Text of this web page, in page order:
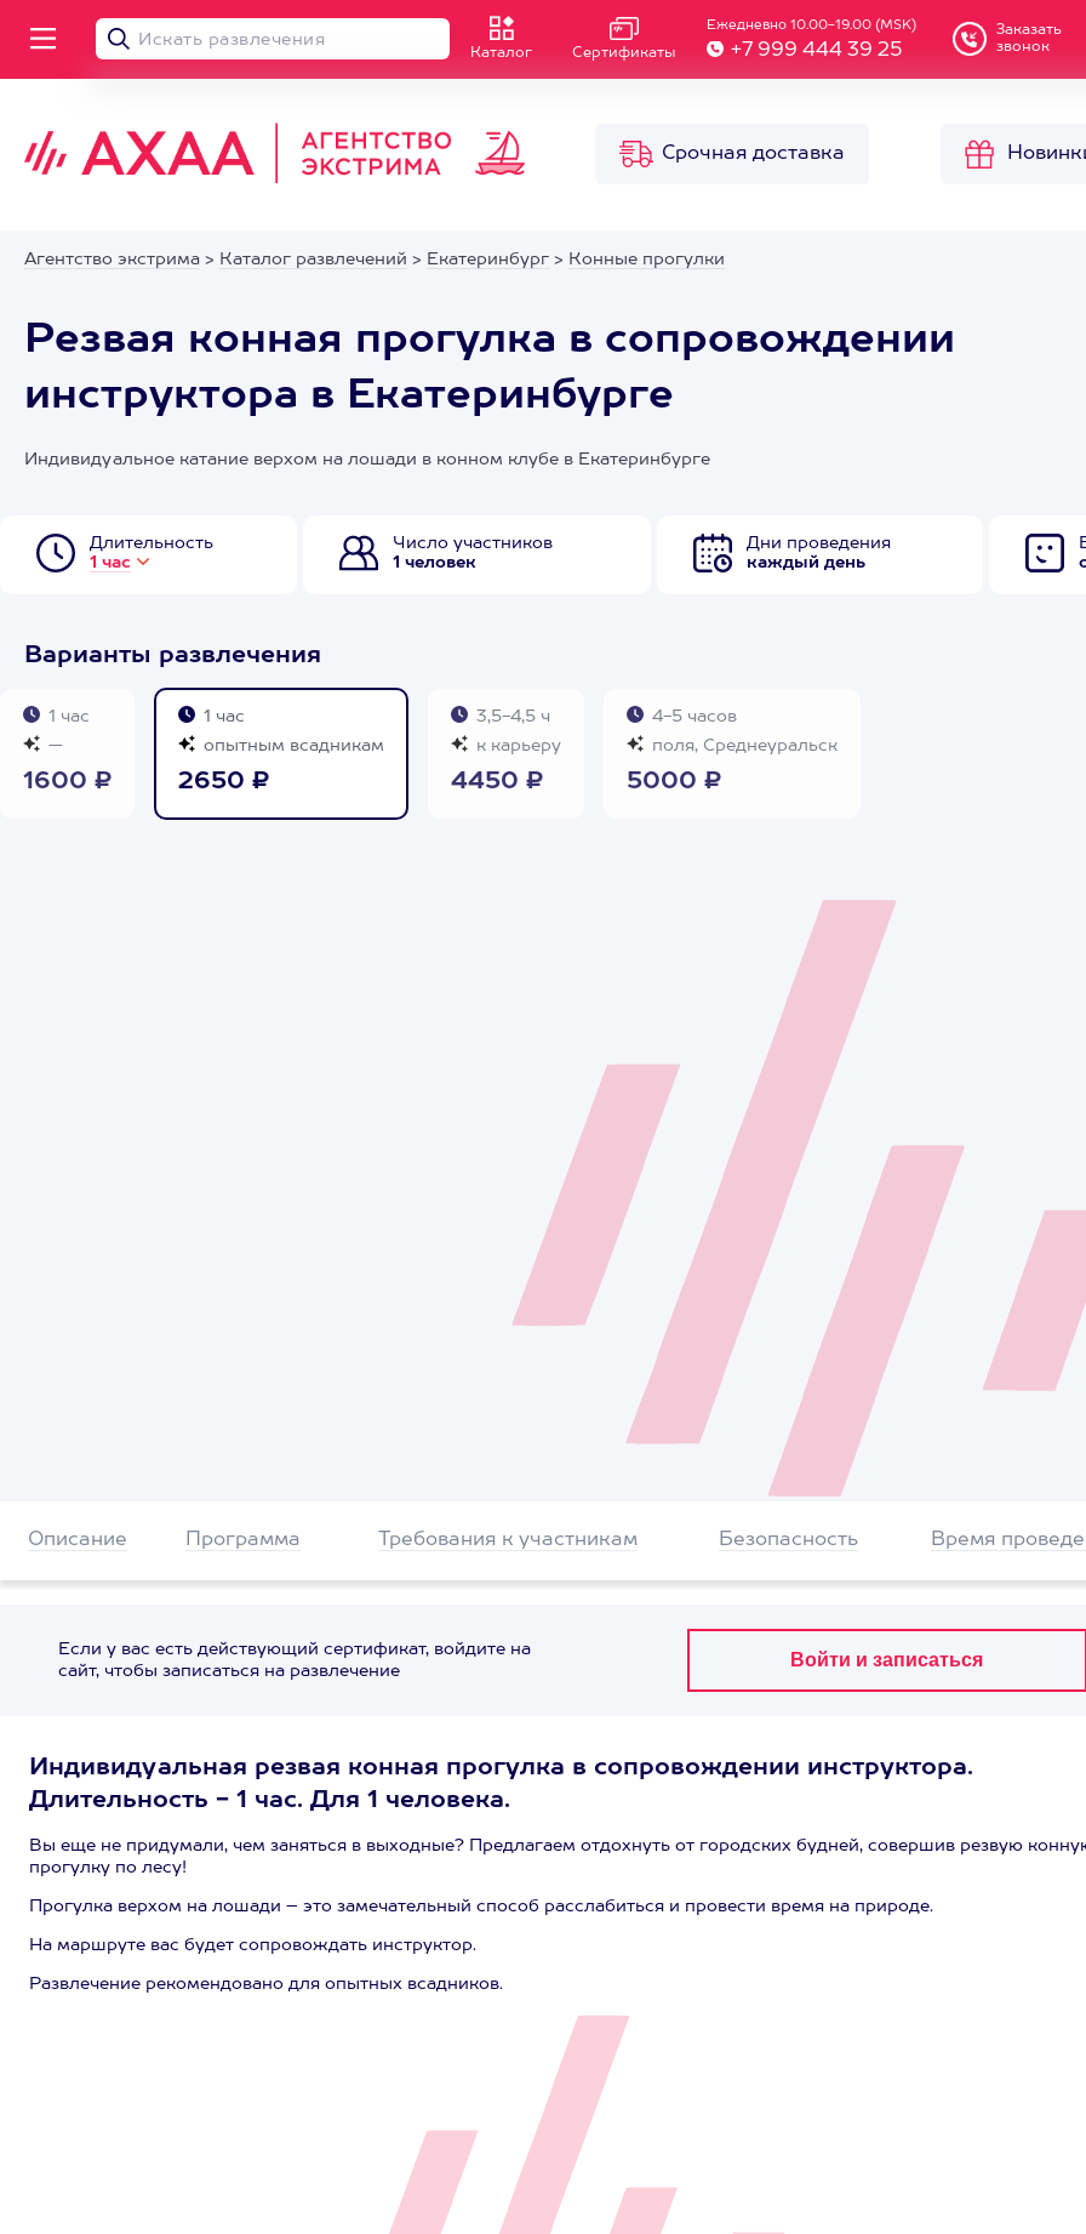
Каталог Сертификаты
Ежедневно 10.00-19.00 (MSK)
+7 999 444 39 25
Заказать
звонок
Срочная доставка
Агентство экстрима > Каталог развлечений > Екатеринбург > Конные прогулки
Резвая конная прогулка в сопровождении
инструктора в Екатеринбурге
Индивидуальное катание верхом на лошади в конном клубе в Екатеринбурге
Длительность
1 час
Число участников
1 человек
Дни проведения
каждый день
Варианты развлечения
1 час
—
1600 ₽
1 час
опытным всадникам
2650 ₽
3,5-4,5 ч
к карьеру
4450 ₽
4-5 часов
поля, Среднеуральск
5000 ₽
Описание Программа Требования к участникам Безопасность Время
Если у вас есть действующий сертификат, войдите на
сайт, чтобы записаться на развлечение
Индивидуальная резвая конная прогулка в сопровождении инструктора.
Длительность - 1 час. Для 1 человека.
Вы еще не придумали, чем заняться в выходные? Предлагаем отдохнуть от городских будней, совершив резвую
прогулку по лесу!
Прогулка верхом на лошади – это замечательный способ расслабиться и провести время на природе.
На маршруте вас будет сопровождать инструктор.
Развлечение рекомендовано для опытных всадников.